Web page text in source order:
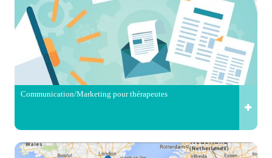
Communication/Marketing pour thérapeutes